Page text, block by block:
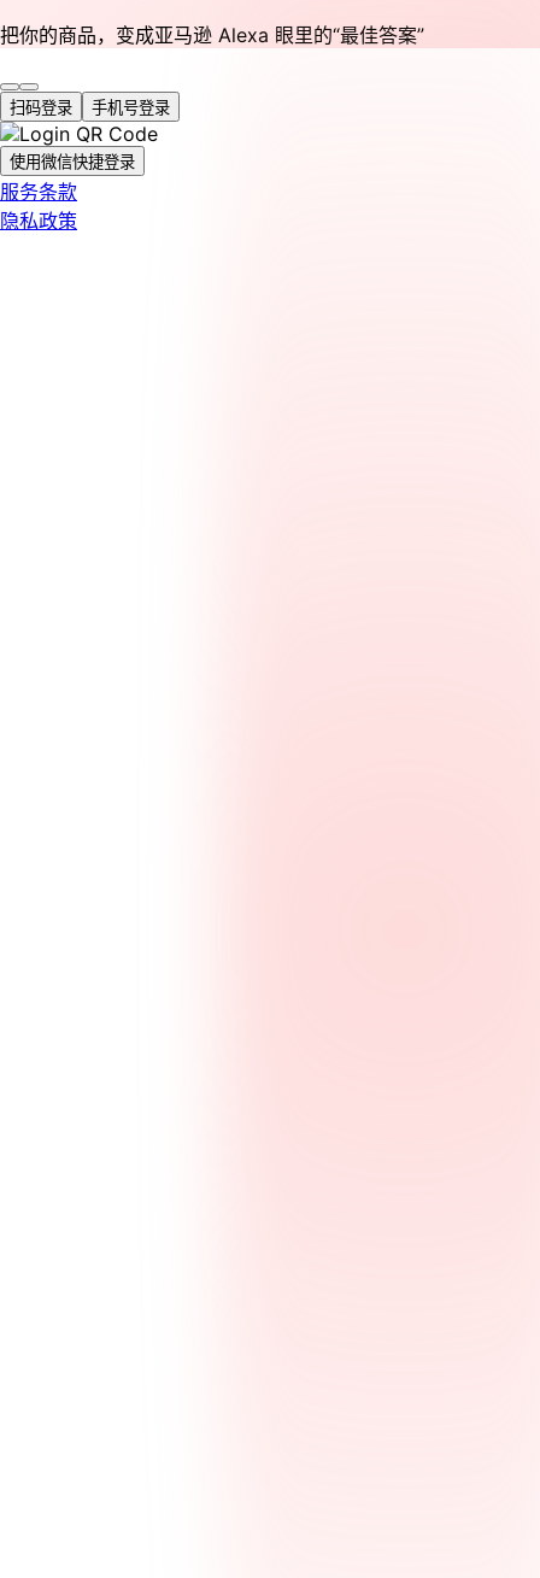
把你的商品，变成亚马逊 Alexa 眼里的“最佳答案”
扫码登录 手机号登录
使用微信快捷登录
服务条款
隐私政策